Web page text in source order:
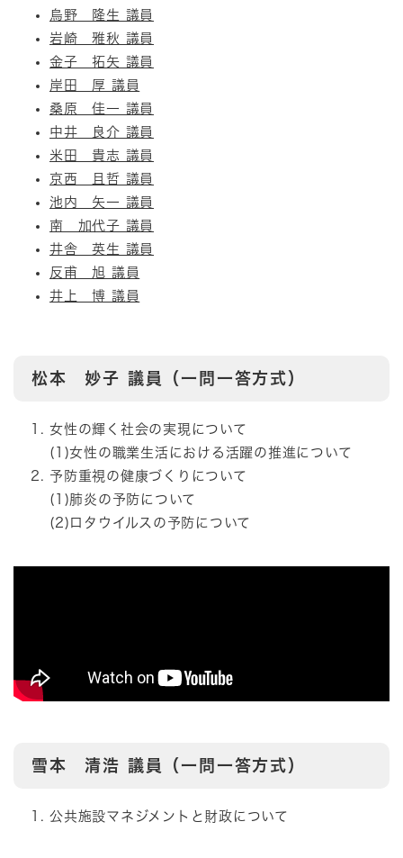
烏野 隆生 議員
岩崎 雅秋 議員
金子 拓矢 議員
岸田 厚 議員
桑原 佳一 議員
中井 良介 議員
米田 貴志 議員
京西 且哲 議員
池内 矢一 議員
南 加代子 議員
井舎 英生 議員
反甫 旭 議員
井上 博 議員
松本 妙子 議員（一問一答方式）
女性の輝く社会の実現について
(1)女性の職業生活における活躍の推進について
予防重視の健康づくりについて
(1)肺炎の予防について
(2)ロタウイルスの予防について
雪本 清浩 議員（一問一答方式）
公共施設マネジメントと財政について